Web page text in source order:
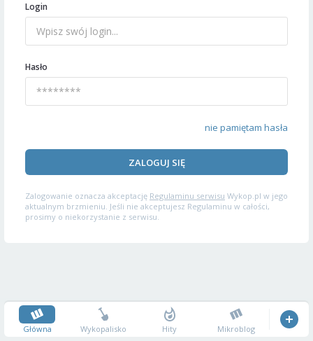
Login
Hasło
nie pamiętam hasła
ZALOGUJ SIĘ
Zalogowanie oznacza akceptację Regulaminu serwisu Wykop.pl w jego
aktualnym brzmieniu. Jeśli nie akceptujesz Regulaminu w całości,
prosimy o niekorzystanie z serwisu.
Główna Wykopalisko Hity Mikroblog